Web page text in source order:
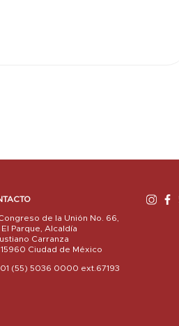
de la Unión No. 66,
El Parque, Alcaldía
Carranza
15960 Ciudad de México
(55) 5036 0000 ext.67193